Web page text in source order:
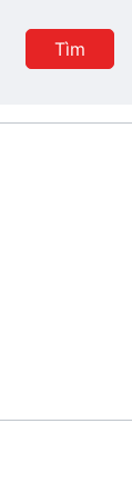
Tìm